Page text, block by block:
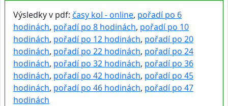
Výsledky v pdf: časy kol - online, pořadí po 6
hodinách, pořadí po 8 hodinách, pořadí po 10
hodinách, pořadí po 12 hodinách, pořadí po 20
hodinách, pořadí po 22 hodinách, pořadí po 24
hodinách, pořadí po 32 hodinách, pořadí po 36
hodinách, pořadí po 42 hodinách, pořadí po 45
hodinách, pořadí po 46 hodinách, pořadí po 47
hodinách